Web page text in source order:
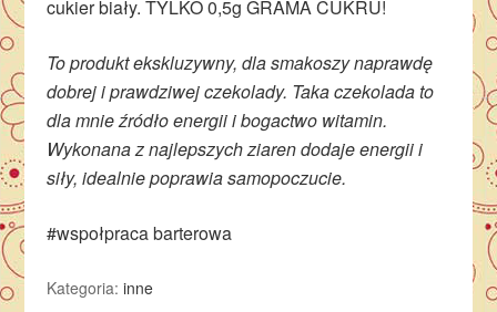
cukier biały. TYLKO 0,5g GRAMA CUKRU!
To produkt ekskluzywny, dla smakoszy naprawdę
dobrej i prawdziwej czekolady. Taka czekolada to
dla mnie źródło energii i bogactwo witamin.
Wykonana z najlepszych ziaren dodaje energii i
siły, idealnie poprawia samopoczucie.
#wspołpraca barterowa
Kategoria:inne